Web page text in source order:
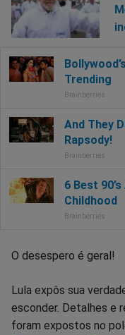
O desespero é geral!
Lula expôs sua
esconder. Detalhes e
foram expostos no